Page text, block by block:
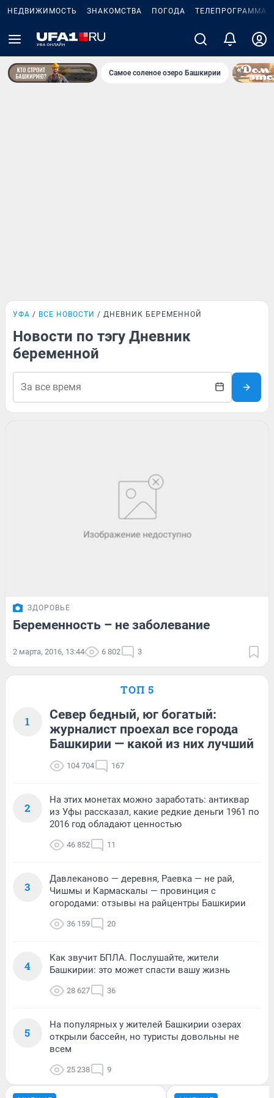
НЕДВИЖИМОСТЬ ЗНАКОМСТВА ПОГОДА ТЕЛЕПРОГРАММА
Самое соленое озеро Башкирии
УФА ВСЕ НОВОСТИ ДНЕВНИК БЕРЕМЕННОЙ
Новости по тэгу Дневник
беременной
ЗДОРОВЬЕ
Беременность – не заболевание
2 марта, 2016, 13:44 6 802 3
ТОП 5
1
Север бедный, юг богатый:
журналист проехал все города
Башкирии — какой из них лучший
104 704 167
2
На этих монетах можно заработать: антиквар
из Уфы рассказал, какие редкие деньги 1961 по
2016 год обладают ценностью
46 852 11
3
Давлеканово — деревня, Раевка — не рай,
Чишмы и Кармаскалы — провинция с
огородами: отзывы на райцентры Башкирии
36 159 20
4
Как звучит БПЛА. Послушайте, жители
Башкирии: это может спасти вашу жизнь
28 627 36
5
На популярных у жителей Башкирии озерах
открыли бассейн, но туристы довольны не
всем
25 238 9